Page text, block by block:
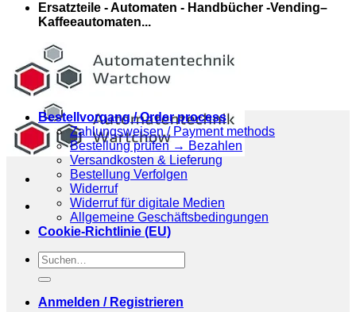
Ersatzteile - Automaten - Handbücher -Vending–
Kaffeeautomaten...
Bestellvorgang / Order process
Zahlungsweisen / Payment methods
Bestellung prüfen → Bezahlen
Versandkosten & Lieferung
Bestellung Verfolgen
Widerruf
Widerruf für digitale Medien
Allgemeine Geschäftsbedingungen
Cookie-Richtlinie (EU)
Suchen
nach:
Anmelden / Registrieren